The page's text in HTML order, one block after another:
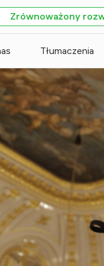
Zrównoważony
Tłumaczenia